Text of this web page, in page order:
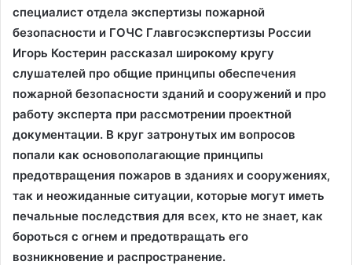
специалист отдела экспертизы пожарной
безопасности и ГОЧС Главгосэкспертизы России
Игорь Костерин рассказал широкому кругу
слушателей про общие принципы обеспечения
пожарной безопасности зданий и сооружений и про
работу эксперта при рассмотрении проектной
документации. В круг затронутых им вопросов
попали как основополагающие принципы
предотвращения пожаров в зданиях и сооружениях,
так и неожиданные ситуации, которые могут иметь
печальные последствия для всех, кто не знает, как
бороться с огнем и предотвращать его
возникновение и распространение.